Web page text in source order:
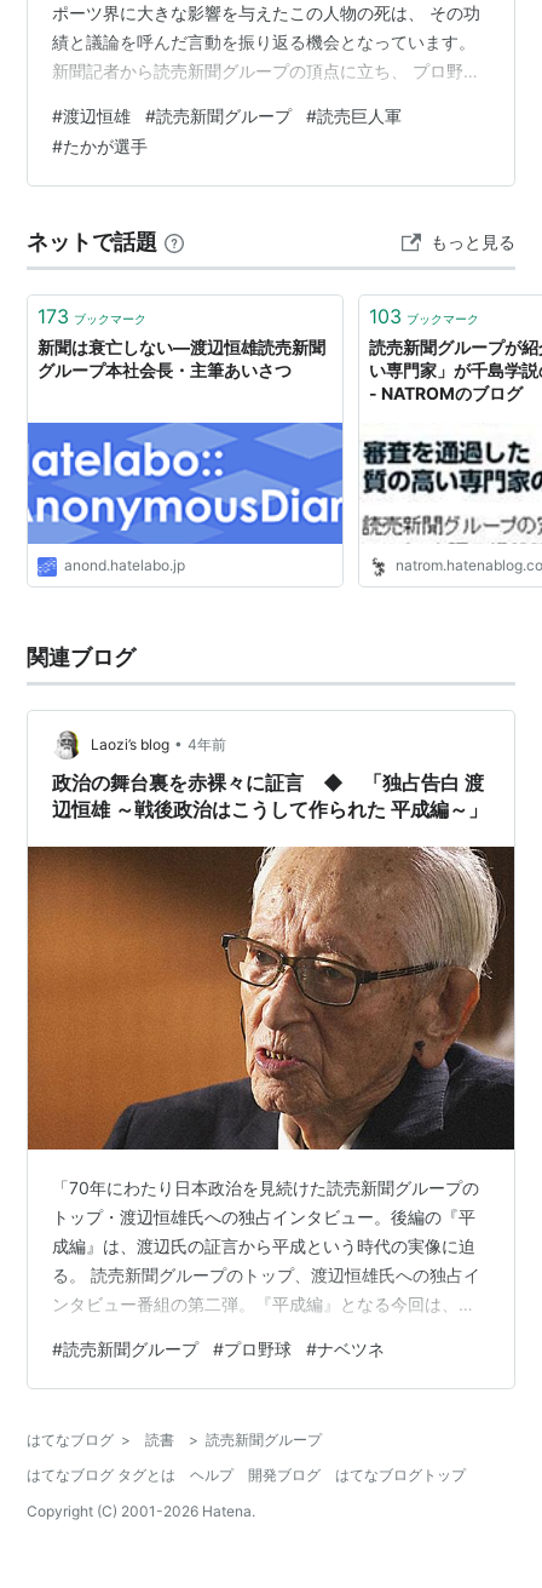
ポーツ界に大きな影響を与えたこの人物の死は、 その功
績と議論を呼んだ言動を振り返る機会となっています。
新聞記者から読売新聞グループの頂点に立ち、 プロ野
氏。 彼の人生は、成功と批判が交錯する、まさに「毀誉
褒貶」の物語です。 この記事では、渡辺氏の生涯を詳細
にたどり、 その業績と影響力をわかりやすくお伝えしま
きます。 リンク 渡辺恒雄氏とは？ 激動の時代を生き抜
いたプロフィール 渡辺…
#渡辺恒雄 #読売新聞グループ #読売巨人軍
#たかが選手
ネットで話題 もっと見る
173 ブックマーク
新聞は衰亡しない―渡辺恒雄読売新聞
グループ本社会長・主筆あいさつ
anond.hatelabo.jp
103 ブックマーク
読売新聞グループが
い専門家」が千島学
- NATROMのブログ
関連ブログ
Laozi’s blog • 4年前
政治の舞台裏を赤裸々に証言 ◆ 「独占告白 渡
辺恒雄 ～戦後政治はこうして作られた 平成編～」
「70年にわたり日本政治を見続けた読売新聞グループの
トップ・渡辺恒雄氏への独占インタビュー。後編の『平
成編』は、渡辺氏の証言から平成という時代の実像に迫
る。 読売新聞グループのトップ、渡辺恒雄氏への独占イ
ンタビュー番組の第二弾。『平成編』となる今回は、読
深く関わった渡辺氏が、その舞台裏を赤裸々に証言。自
自連立、大連立など自ら深く関わった政局、巨人軍オー
史認識。渡辺氏の独占告白から、平成という時代、そし
て今後の日本の姿を展望する。インタビュアー・大越健
介」NHK 内容はきわめて興味深く、そして面白…
#読売新聞グループ #プロ野球 #ナベツネ
はてなブログ > 読書 > 読売新聞グループ
はてなブログ タグとは
ヘルプ 開発ブログ
はてなブログトップ
Copyright (C) 2001-2026 Hatena.